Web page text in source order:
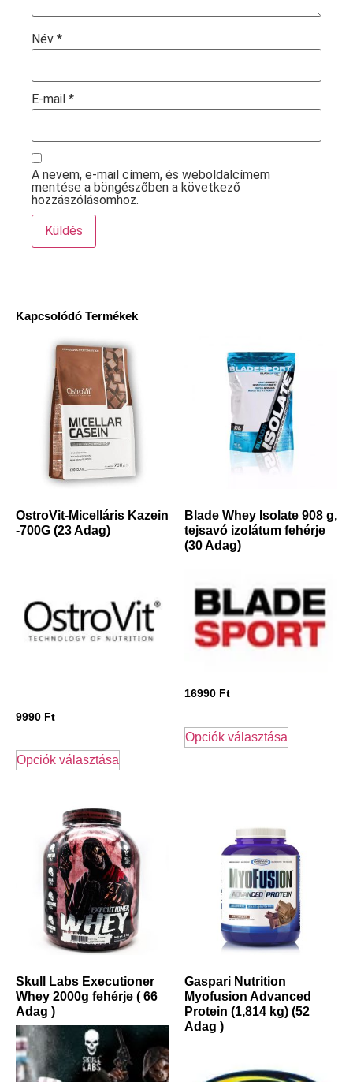
Kapcsolódó Termékek
OstroVit-Micelláris Kazein
-700G (23 Adag)
9990 Ft
Opciók választása
Blade Whey Isolate 908 g,
tejsavó izolátum fehérje
(30 Adag)
16990 Ft
Opciók választása
Skull Labs Executioner
Whey 2000g fehérje ( 66
Adag )
Gaspari Nutrition
Myofusion Advanced
Protein (1,814 kg) (52
Adag )
Név *
E-mail *
A nevem, e-mail címem, és weboldalcímem
mentése a böngészőben a következő
hozzászólásomhoz.